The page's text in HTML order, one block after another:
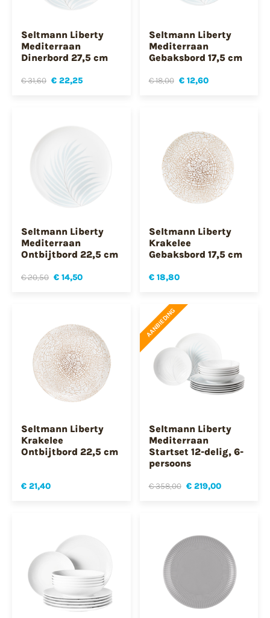
Seltmann Liberty
Mediterraan
Dinerbord 27,5 cm
€ 31,60 € 22,25
Seltmann Liberty
Mediterraan
Gebaksbord 17,5 cm
€ 18,00 € 12,60
Seltmann Liberty
Mediterraan
Ontbijtbord 22,5 cm
€ 20,50 € 14,50
Seltmann Liberty
Krakelee
Gebaksbord 17,5 cm
€ 18,80
Seltmann Liberty
Krakelee
Ontbijtbord 22,5 cm
€ 21,40
AANBIEDING
Seltmann Liberty
Mediterraan
Startset 12-delig, 6-
persoons
€ 358,00 € 219,00